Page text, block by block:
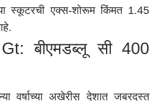
स्कूटरची एक्स-शोरूम किंमत 1.45
बीएमडब्लू सी 400
वर्षाच्या अखेरीस देशात जबरदस्त